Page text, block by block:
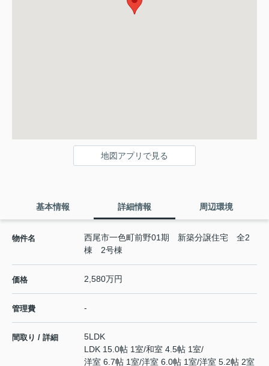
地図アプリで見る
基本情報 詳細情報 周辺環境
物件名
西尾市一色町前野01期 新築分譲住宅 全2
棟 2号棟
価格 2,580万円
管理費 -
間取り / 詳細
5LDK
LDK 15.0帖 1室/和室 4.5帖 1室/
洋室 6.7帖 1室/洋室 6.0帖 1室/洋室 5.2帖 2室